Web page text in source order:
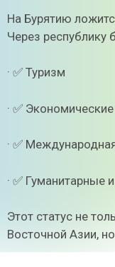
На Бурятию
Через республику
· ✅ Туризм
· ✅
· ✅
· ✅ Гуманитарные
Этот статус не
Восточной Азии,